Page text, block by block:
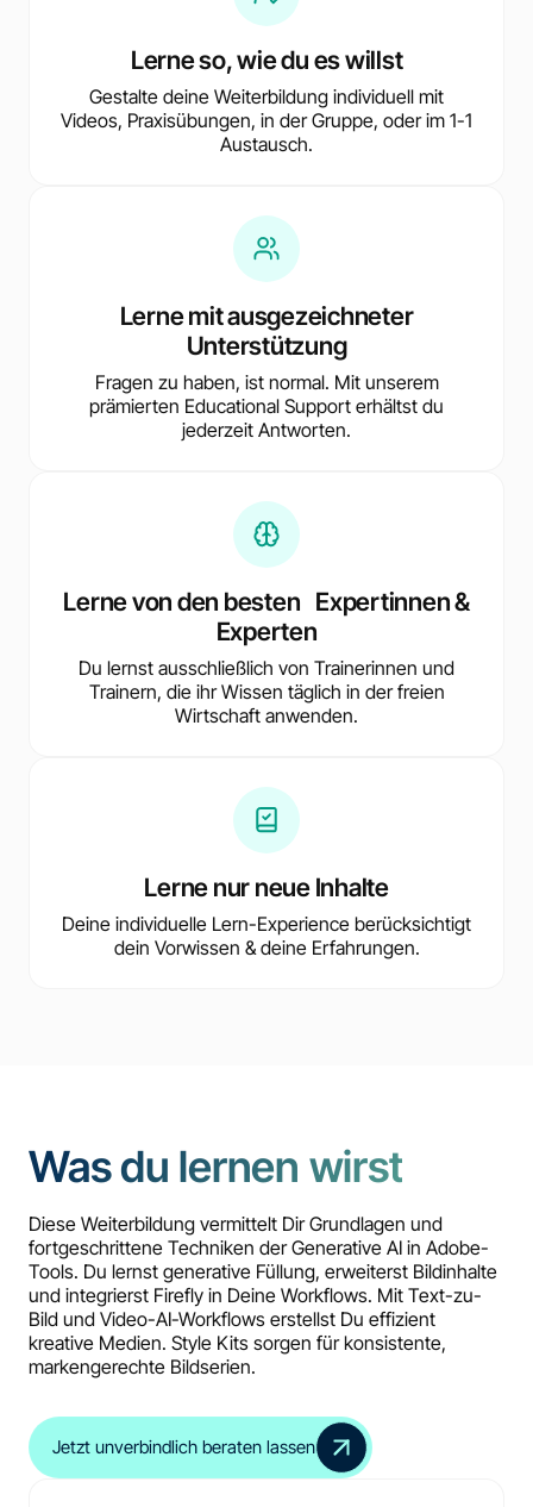
Lerne so, wie du es willst
Gestalte deine Weiterbildung individuell mit
Videos, Praxisübungen, in der Gruppe, oder im 1-1
Austausch.
Lerne mit ausgezeichneter
Unterstützung
Fragen zu haben, ist normal. Mit unserem
prämierten Educational Support erhältst du
jederzeit Antworten.
Lerne von den besten Expertinnen &
Experten
Du lernst ausschließlich von Trainerinnen und
Trainern, die ihr Wissen täglich in der freien
Wirtschaft anwenden.
Lerne nur neue Inhalte
Deine individuelle Lern-Experience berücksichtigt
dein Vorwissen & deine Erfahrungen.
Was du lernen wirst
Diese Weiterbildung vermittelt Dir Grundlagen und
fortgeschrittene Techniken der Generative AI in Adobe-
Tools. Du lernst generative Füllung, erweiterst Bildinhalte
und integrierst Firefly in Deine Workflows. Mit Text-zu-
Bild und Video-AI-Workflows erstellst Du effizient
kreative Medien. Style Kits sorgen für konsistente,
markengerechte Bildserien.
Jetzt unverbindlich beraten lassen